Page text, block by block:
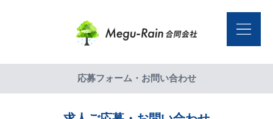
応募フォーム・お問い合わせ